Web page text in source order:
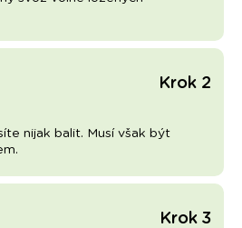
Krok 2
nijak balit. Musí však být
Krok 3